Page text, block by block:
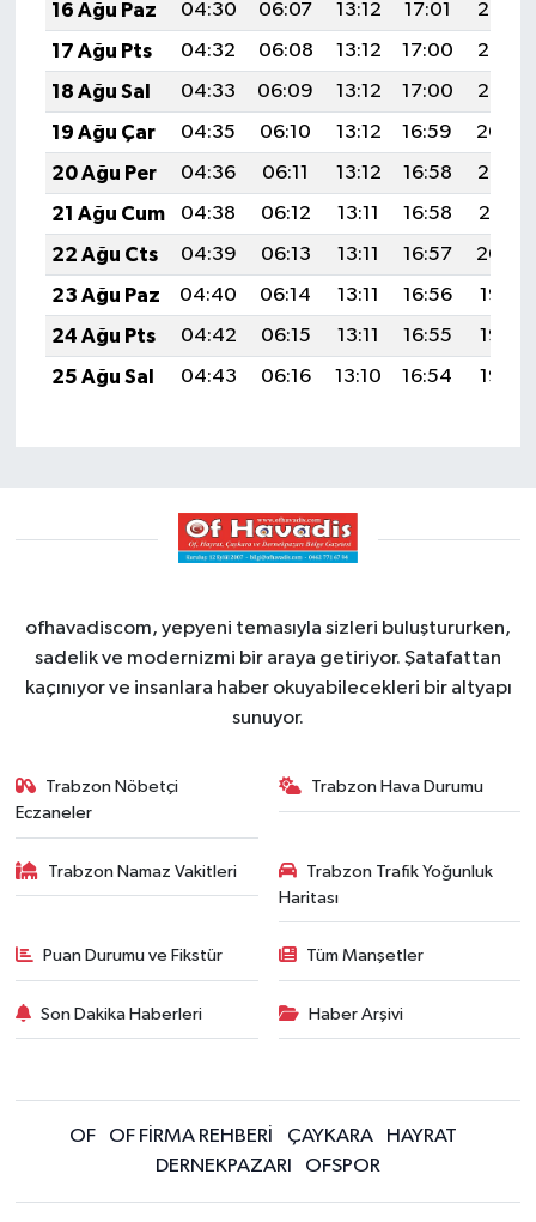
16 Ağu Paz
04:30 06:07 13:12 17:01
20:08
17 Ağu Pts
04:32 06:08 13:12 17:00
20:07
18 Ağu Sal
04:33 06:09 13:12 17:00
20:05
19 Ağu Çar
04:35 06:10 13:12 16:59
20:04
20 Ağu Per
04:36 06:11 13:12 16:58
20:02
21 Ağu Cum
04:38 06:12 13:11 16:58
20:01
22 Ağu Cts
04:39 06:13 13:11 16:57
20:00
23 Ağu Paz
04:40 06:14 13:11 16:56
19:58
24 Ağu Pts
04:42 06:15 13:11 16:55
19:57
25 Ağu Sal
04:43 06:16 13:10 16:54 19:55
ofhavadiscom, yepyeni temasıyla sizleri buluştururken,
sadelik ve modernizmi bir araya getiriyor. Şatafattan
kaçınıyor ve insanlara haber okuyabilecekleri bir altyapı
sunuyor.
Trabzon Nöbetçi
Eczaneler
Trabzon Hava Durumu
Trabzon Namaz Vakitleri
Trabzon Trafik Yoğunluk
Haritası
Puan Durumu ve Fikstür Tüm Manşetler
Son Dakika Haberleri Haber Arşivi
OF OF FİRMA REHBERİ ÇAYKARA
HAYRAT
DERNEKPAZARI
OFSPOR